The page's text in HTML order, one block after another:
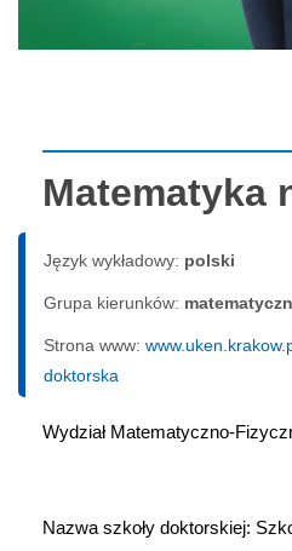
Matematyka
Język wykładowy: polski
Grupa kierunków:
Strona www:
doktorska
Wydział Matematyczno-
Nazwa szkoły doktorskiej: